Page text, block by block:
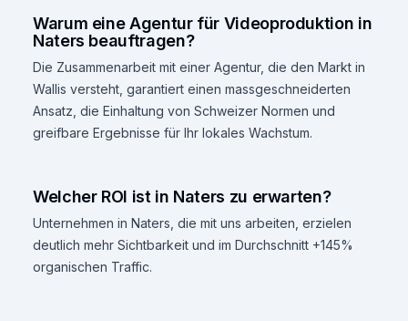
Warum eine Agentur für Videoproduktion in
Naters beauftragen?
Die Zusammenarbeit mit einer Agentur, die den Markt in
Wallis versteht, garantiert einen massgeschneiderten
Ansatz, die Einhaltung von Schweizer Normen und
greifbare Ergebnisse für Ihr lokales Wachstum.
Welcher ROI ist in Naters zu erwarten?
Unternehmen in Naters, die mit uns arbeiten, erzielen
deutlich mehr Sichtbarkeit und im Durchschnitt +145%
organischen Traffic.